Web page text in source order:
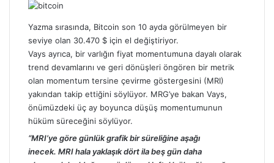
Yazma sırasında, Bitcoin son 10 ayda görülmeyen bir
seviye olan 30.470 $ için el değiştiriyor.
Vays ayrıca, bir varlığın fiyat momentumuna dayalı olarak
trend devamlarını ve geri dönüşleri öngören bir metrik
olan momentum tersine çevirme göstergesini (MRI)
yakından takip ettiğini söylüyor. MRG’ye bakan Vays,
önümüzdeki üç ay boyunca düşüş momentumunun
hüküm süreceğini söylüyor.
“MRI’ye göre günlük grafik bir süreliğine aşağı
inecek. MRI hala yaklaşık dört ila beş gün daha